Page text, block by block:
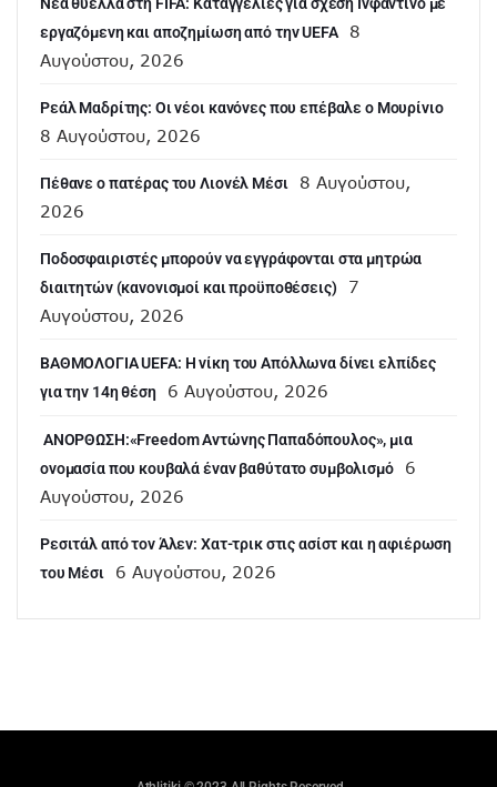
εργαζόμενη και αποζημίωση από την UEFA
8
Αυγούστου, 2026
Ρεάλ Μαδρίτης: Οι νέοι κανόνες που επέβαλε ο Μουρίνιο
8 Αυγούστου, 2026
Πέθανε ο πατέρας του Λιονέλ Μέσι
8 Αυγούστου,
2026
Ποδοσφαιριστές μπορούν να εγγράφονται στα μητρώα
διαιτητών (κανονισμοί και προϋποθέσεις)
7
Αυγούστου, 2026
ΒΑΘΜΟΛΟΓΙΑ UEFA: Η νίκη του Απόλλωνα δίνει ελπίδες
για την 14η θέση
6 Αυγούστου, 2026
ANOΡΘΩΣΗ:«Freedom Αντώνης Παπαδόπουλος», μια
ονομασία που κουβαλά έναν βαθύτατο συμβολισμό
6
Αυγούστου, 2026
Ρεσιτάλ από τον Άλεν: Χατ-τρικ στις ασίστ και η αφιέρωση
του Μέσι
6 Αυγούστου, 2026